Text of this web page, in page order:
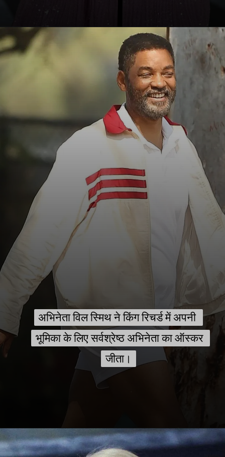
Opening https://jankarihindime.in/
अभिनेता विल स्मिथ ने किंग रिचर्ड में अपनी
भूमिका के लिए सर्वश्रेष्ठ अभिनेता का ऑस्कर
जीता।
अभिनेता विल स्मिथ ने किंग रिचर्ड में अपनी
भूमिका के लिए सर्वश्रेष्ठ अभिनेता का ऑस्कर
जीता।